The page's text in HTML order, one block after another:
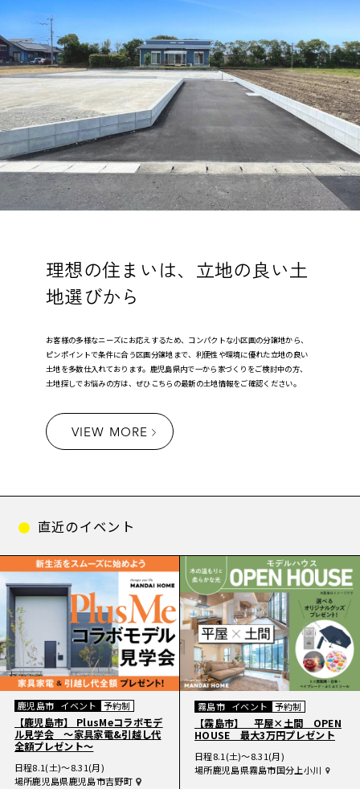
理想の住まいは、立地の良い土
地選びから
お客様の多様なニーズにお応えするため、コンパクトな小区画の分譲地から、
ピンポイントで条件に合う区画分譲地まで、利便性や環境に優れた立地の良い
土地を多数仕入れております。鹿児島県内で一から家づくりをご検討中の方、
土地探しでお悩みの方は、ぜひこちらの最新の土地情報をご確認ください。
VIEW MORE
直近のイベント
鹿児島市 イベント 予約制
【鹿児島市】 PlusMeコラボモデ
ル見学会 〜家具家電&引越し代
全額プレゼント〜
日程8.1(土)〜8.31(月)
場所鹿児島県鹿児島市吉野町
霧島市 イベント 予約制
【霧島市】 平屋×土間 OPEN
HOUSE 最大3万円プレゼント
日程8.1(土)〜8.31(月)
場所鹿児島県霧島市国分上小川